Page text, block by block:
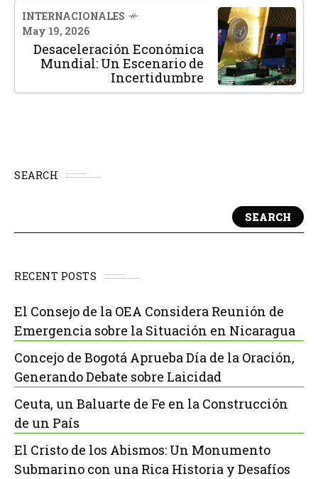
INTERNACIONALES
May 19, 2026
Desaceleración Económica
Mundial: Un Escenario de
Incertidumbre
SEARCH
SEARCH
RECENT POSTS
El Consejo de la OEA Considera Reunión de
Emergencia sobre la Situación en Nicaragua
Concejo de Bogotá Aprueba Día de la Oración,
Generando Debate sobre Laicidad
Ceuta, un Baluarte de Fe en la Construcción
de un País
El Cristo de los Abismos: Un Monumento
Submarino con una Rica Historia y Desafíos